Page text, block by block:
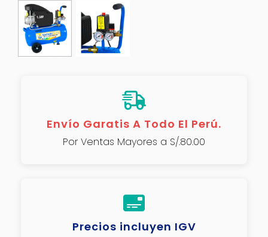
Envío Garatis A Todo El Perú.
Por Ventas Mayores a S/.80.00
Precios incluyen IGV